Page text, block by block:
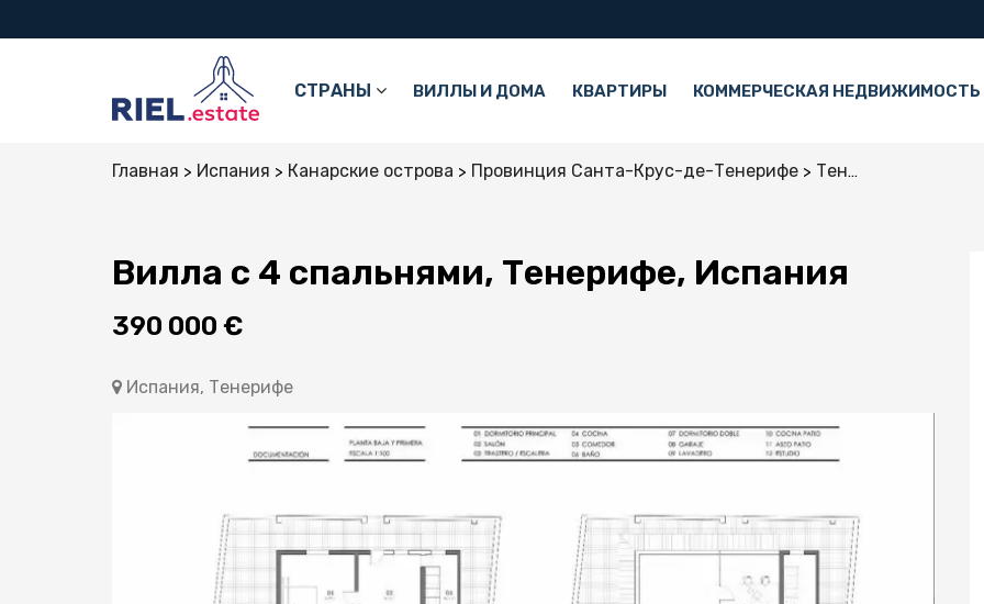
СТРАНЫ ВИЛЛЫ И ДОМА КВАРТИРЫ КОММЕРЧЕСКАЯ НЕДВИЖИМОСТЬ
Главная Испания Канарские острова Провинция Санта-Крус-де-Тенерифе Тенерифе
Вилла с 4 спальнями, Тенерифе, Испания
390 000 €
Испания, Тенерифе